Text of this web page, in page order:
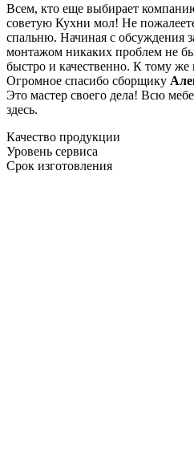
Всем, кто еще выбирает
советую Кухни мол! Не
спальню. Начиная с обсуждения
монтажом никаких проблем не
быстро и качественно. К тому
Огромное спасибо сборщику
Это мастер своего дела! Всю
здесь.
Качество продукции
Уровень сервиса
Срок изготовления